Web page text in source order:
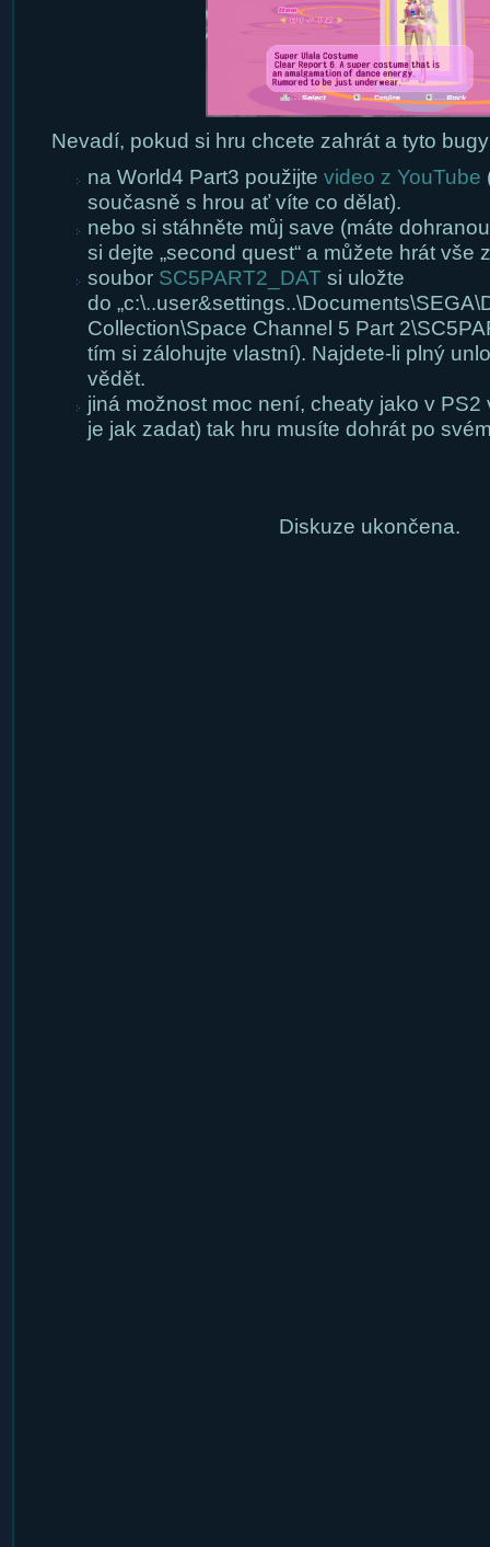
Nevadí, pokud si hru chcete zahrát a tyto
na World4 Part3 použijte video z YouTube
současně s hrou ať víte co dělat).
nebo si stáhněte můj save (máte
si dejte „second quest“ a můžete hrát vše
soubor SC5PART2_DAT si uložte
do
Collection\Space Channel 5 Part
tím si zálohujte vlastní). Najdete-li plný
vědět.
jiná možnost moc není, cheaty jako v
je jak zadat) tak hru musíte dohrát po
Diskuze ukončena.